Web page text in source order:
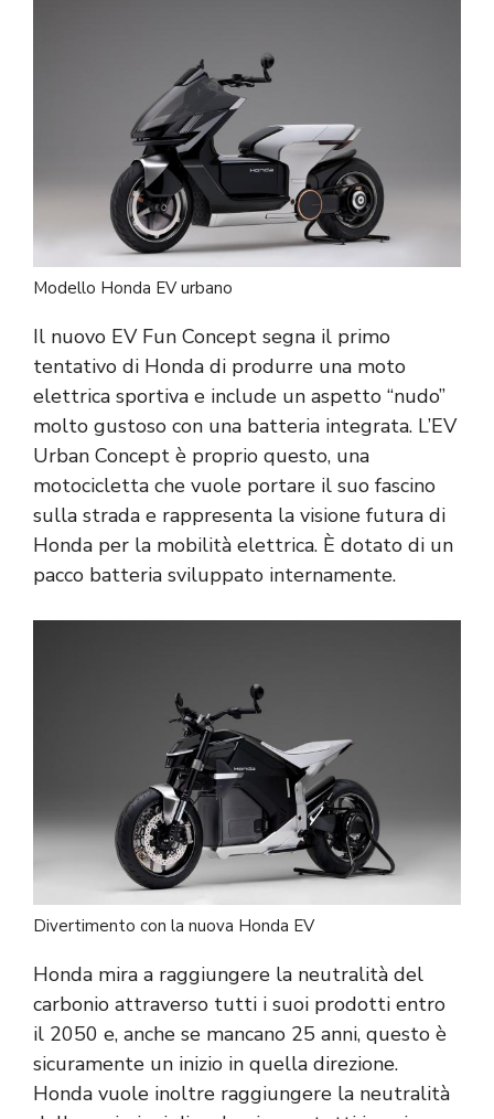
Modello Honda EV urbano
Il nuovo EV Fun Concept segna il primo
tentativo di Honda di produrre una moto
elettrica sportiva e include un aspetto “nudo”
molto gustoso con una batteria integrata. L’EV
Urban Concept è proprio questo, una
motocicletta che vuole portare il suo fascino
sulla strada e rappresenta la visione futura di
Honda per la mobilità elettrica. È dotato di un
pacco batteria sviluppato internamente.
Divertimento con la nuova Honda EV
Honda mira a raggiungere la neutralità del
carbonio attraverso tutti i suoi prodotti entro
il 2050 e, anche se mancano 25 anni, questo è
sicuramente un inizio in quella direzione.
Honda vuole inoltre raggiungere la neutralità